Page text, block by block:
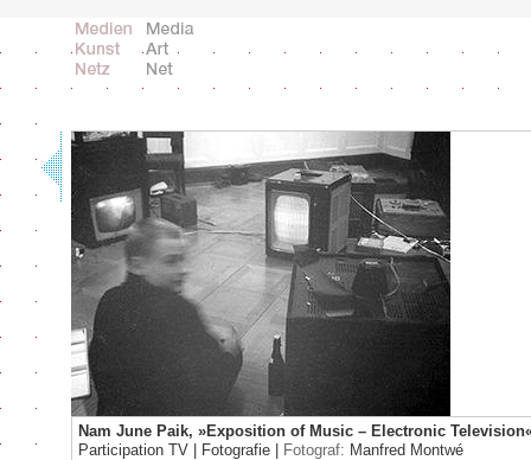
Nam June Paik, »Exposition of Music – Electronic
Participation TV | Fotografie |
Fotograf: Manfred Montwé